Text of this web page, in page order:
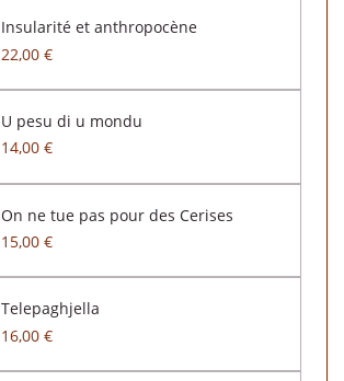
Insularité et anthropocène
22,00 €
U pesu di u mondu
14,00 €
On ne tue pas pour des Cerises
15,00 €
Telepaghjella
16,00 €